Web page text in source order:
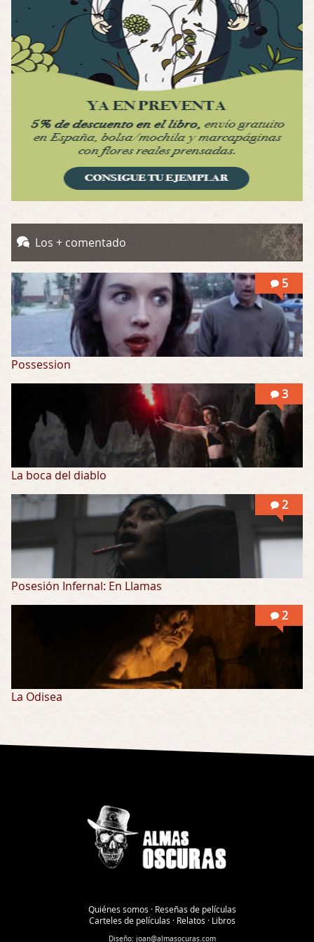
Possession
Por: Luar
Se llama la posesión en castellano, está …
Por: Mariano
Una película normalita, nada del otro mun …
Obsession
Possession
Por: Mountain
Llevo toda una vida para verla y nunca lo …
Los + comentado
5
Possession
3
La boca del diablo
2
Posesión Infernal: En Llamas
2
La Odisea
Quiénes somos · Reseñas de películas
Carteles de películas · Relatos · Libros
Diseño:joan@almasocuras.com